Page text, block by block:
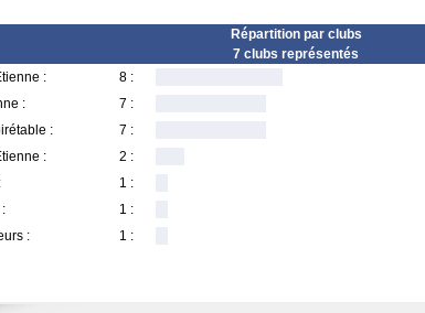
Répartition par clubs
7 clubs représentés
:
8 :
:
7 :
:
7 :
:
2 :
1 :
1 :
:
1 :